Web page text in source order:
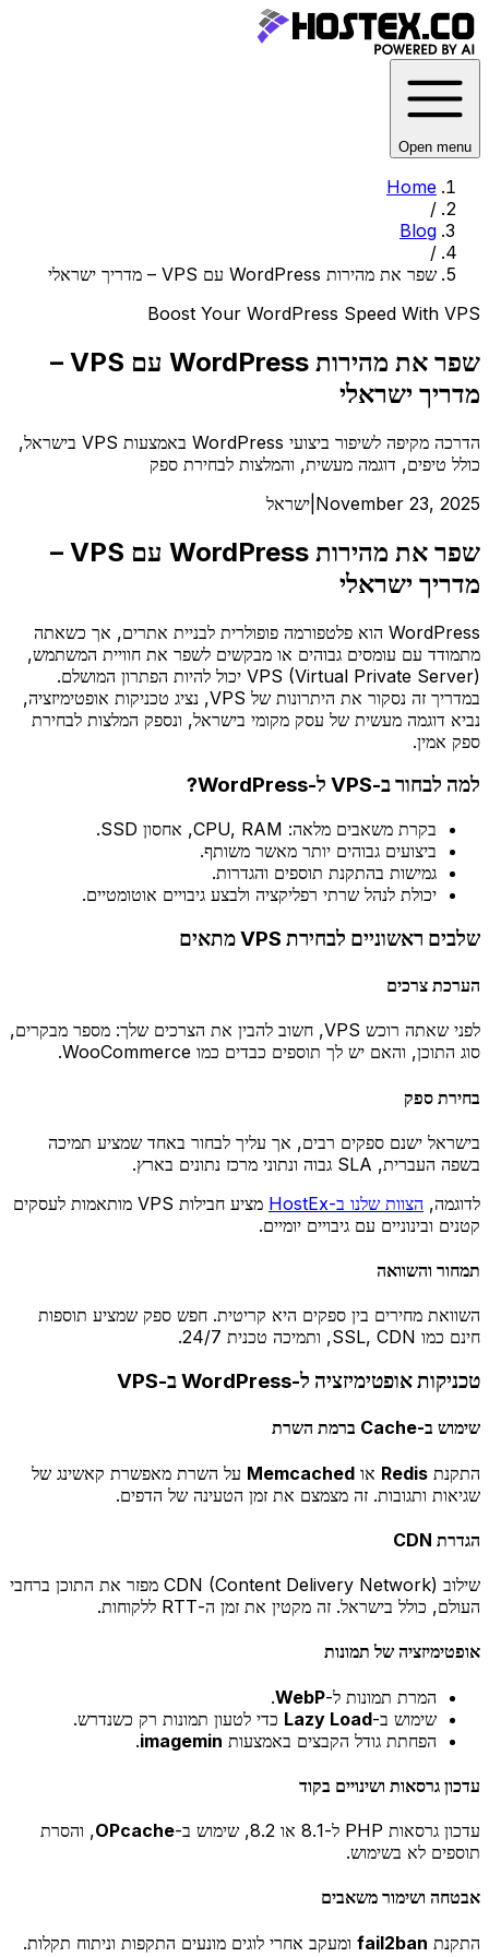
Open menu
Home
/
Blog
/
שפר את מהירות WordPress עם VPS – מדריך ישראלי
Boost Your WordPress Speed With VPS
שפר את מהירות WordPress עם VPS –
מדריך ישראלי
הדרכה מקיפה לשיפור ביצועי WordPress באמצעות VPS בישראל,
כולל טיפים, דוגמה מעשית, והמלצות לבחירת ספק
November 23, 2025 ישראל
שפר את מהירות WordPress עם VPS –
מדריך ישראלי
WordPress הוא פלטפורמה פופולרית לבניית אתרים, אך כשאתה
מתמודד עם עומסים גבוהים או מבקשים לשפר את חוויית המשתמש,
VPS (Virtual Private Server) יכול להיות הפתרון המושלם.
במדריך זה נסקור את היתרונות של VPS, נציג טכניקות אופטימיזציה,
נביא דוגמה מעשית של עסק מקומי בישראל, ונספק המלצות לבחירת
ספק אמין.
למה לבחור ב-VPS ל-WordPress?
בקרת משאבים מלאה: CPU, RAM, אחסון SSD.
ביצועים גבוהים יותר מאשר משותף.
גמישות בהתקנת תוספים והגדרות.
יכולת לנהל שרתי רפליקציה ולבצע גיבויים אוטומטיים.
שלבים ראשוניים לבחירת VPS מתאים
הערכת צרכים
לפני שאתה רוכש VPS, חשוב להבין את הצרכים שלך: מספר מבקרים,
סוג התוכן, והאם יש לך תוספים כבדים כמו WooCommerce.
בחירת ספק
בישראל ישנם ספקים רבים, אך עליך לבחור באחד שמציע תמיכה
בשפה העברית, SLA גבוה ונתוני מרכז נתונים בארץ.
לדוגמה, הצוות שלנו ב-HostEx
מציע חבילות VPS מותאמות לעסקים
קטנים ובינוניים עם גיבויים יומיים.
תמחור והשוואה
השוואת מחירים בין ספקים היא קריטית. חפש ספק שמציע תוספות
חינם כמו SSL, CDN, ותמיכה טכנית 24/7.
טכניקות אופטימיזציה ל-WordPress ב-VPS
שימוש ב-Cache ברמת השרת
התקנת Redis או Memcached על השרת מאפשרת קאשינג של
שגיאות ותגובות. זה מצמצם את זמן הטעינה של הדפים.
הגדרת CDN
שילוב CDN (Content Delivery Network) מפזר את התוכן ברחבי
העולם, כולל בישראל. זה מקטין את זמן ה-RTT ללקוחות.
אופטימיזציה של תמונות
המרת תמונות ל-WebP
.
שימוש ב-Lazy Load כדי לטעון תמונות רק כשנדרש.
הפחתת גודל הקבצים באמצעות imagemin
.
עדכון גרסאות ושינויים בקוד
עדכון גרסאות PHP ל-8.1 או 8.2, שימוש ב- OPcache, והסרת
תוספים לא בשימוש.
אבטחה ושימור משאבים
התקנת fail2ban ומעקב אחרי לוגים מונעים התקפות וניתוח תקלות.